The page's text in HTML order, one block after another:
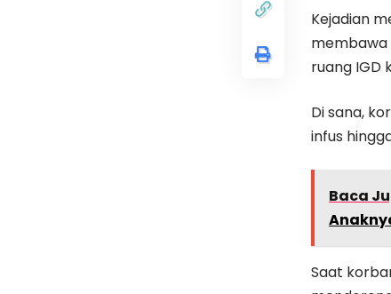
Kejadian
membawa
ruang IGD
Di sana,
infus
Baca
Saat